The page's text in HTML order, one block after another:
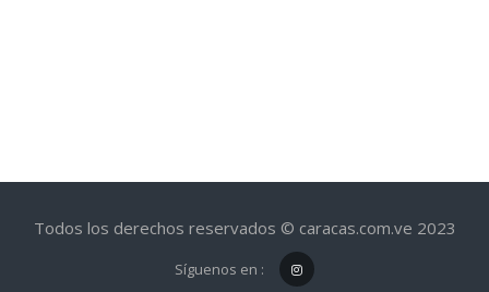
Todos los derechos reservados © caracas.com.ve 2023
Síguenos en :